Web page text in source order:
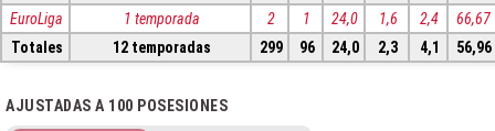
EuroLiga
1 temporada 2 1 24,0 1,6 2,4
66,67
Totales
12 temporadas 299 96 24,0 2,3 4,1 56,96
AJUSTADAS A 100 POSESIONES